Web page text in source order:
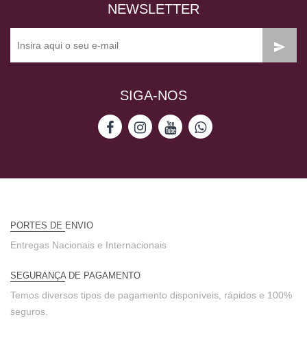
NEWSLETTER
SIGA-NOS
PORTES DE ENVIO
Entregas Nacionais e Internacionais
SEGURANÇA DE PAGAMENTO
Temos diversos tipos de pagamento disponíveis, rápidos e 100%
seguros.